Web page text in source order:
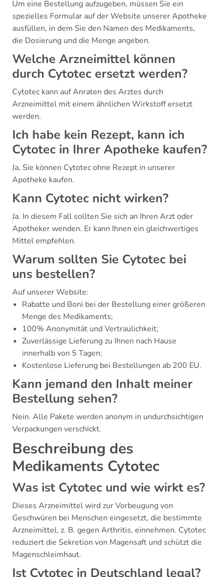
Um eine Bestellung aufzugeben, müssen Sie ein
spezielles Formular auf der Website unserer Apotheke
ausfüllen, in dem Sie den Namen des Medikaments,
die Dosierung und die Menge angeben.
Welche Arzneimittel können
durch Cytotec ersetzt werden?
Cytotec kann auf Anraten des Arztes durch
Arzneimittel mit einem ähnlichen Wirkstoff ersetzt
werden.
Ich habe kein Rezept, kann ich
Cytotec in Ihrer Apotheke kaufen?
Ja, Sie können Cytotec ohne Rezept in unserer
Apotheke kaufen.
Kann Cytotec nicht wirken?
Ja. In diesem Fall sollten Sie sich an Ihren Arzt oder
Apotheker wenden. Er kann Ihnen ein gleichwertiges
Mittel empfehlen.
Warum sollten Sie Cytotec bei
uns bestellen?
Auf unserer Website:
Rabatte und Boni bei der Bestellung einer größeren
Menge des Medikaments;
100% Anonymität und Vertraulichkeit;
Zuverlässige Lieferung zu Ihnen nach Hause
innerhalb von 5 Tagen;
Kostenlose Lieferung bei Bestellungen ab 200 EU.
Kann jemand den Inhalt meiner
Bestellung sehen?
Nein. Alle Pakete werden anonym in undurchsichtigen
Verpackungen verschickt.
Beschreibung des
Medikaments Cytotec
Was ist Cytotec und wie wirkt es?
Dieses Arzneimittel wird zur Vorbeugung von
Geschwüren bei Menschen eingesetzt, die bestimmte
Arzneimittel, z. B. gegen Arthritis, einnehmen. Cytotec
reduziert die Sekretion von Magensaft und schützt die
Magenschleimhaut.
Ist Cytotec in Deutschland legal?